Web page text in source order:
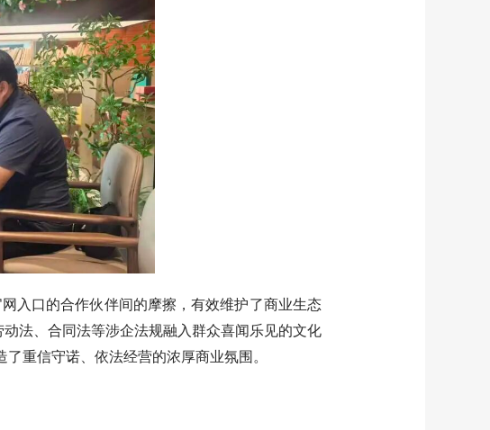
口的合作伙伴间的摩擦，有效维护了商业生态
法、合同法等涉企法规融入群众喜闻乐见的文化
重信守诺、依法经营的浓厚商业氛围。